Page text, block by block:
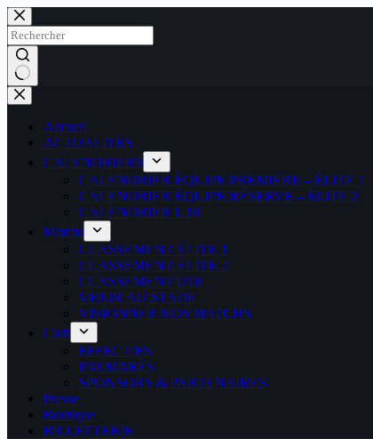
Passer
au
contenu
Aucun
résultat
Accueil
ACTUALITÉS
CALENDRIERS
CALENDRIER ÉQUIPE PREMIÈRE – ÉLITE 1
CALENDRIER ÉQUIPE RÉSERVE – ÉLITE 2
CALENDRIER U18
Matchs
CLASSEMENT ÉLITE 1
CLASSEMENT ÉLITE 2
CLASSEMENT U18
VENIR AU STADE
VISIONNER NOS MATCHS
Club
EFFECTIFS
PALMARÈS
SPONSORS & PARTENAIRES
Presse
Boutique
BILLETTERIE